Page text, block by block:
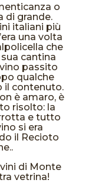
o
di grande.
italiani più
una volta
che
cantina
passito
qualche
il contenuto.
è amaro, è
risolto: la
e tutto
si era
il Recioto
di Monte
vetrina!